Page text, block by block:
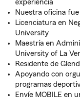
experiencia
Nuestra oficina
Licenciatura en
University
Maestría en
University of La
Residente de
Apoyando con
programas
Envíe MOBILE en